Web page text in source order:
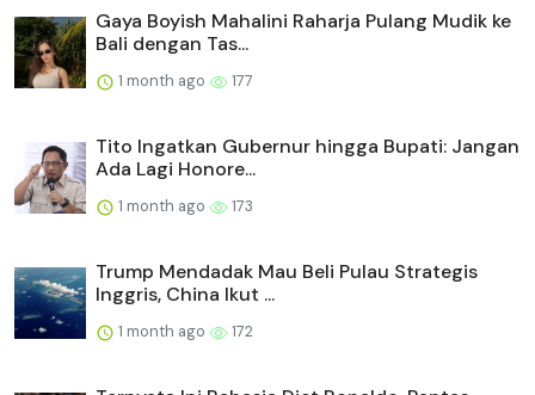
Gaya Boyish Mahalini Raharja Pulang Mudik ke
Bali dengan Tas...
1 month ago 177
Tito Ingatkan Gubernur hingga Bupati: Jangan
Ada Lagi Honore...
1 month ago 173
Trump Mendadak Mau Beli Pulau Strategis
Inggris, China Ikut ...
1 month ago 172